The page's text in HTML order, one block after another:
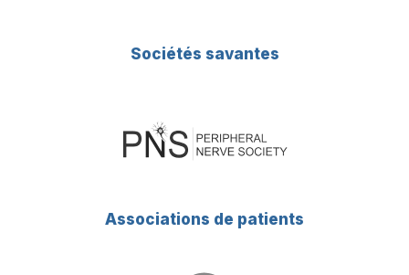
Sociétés savantes
Associations de patients